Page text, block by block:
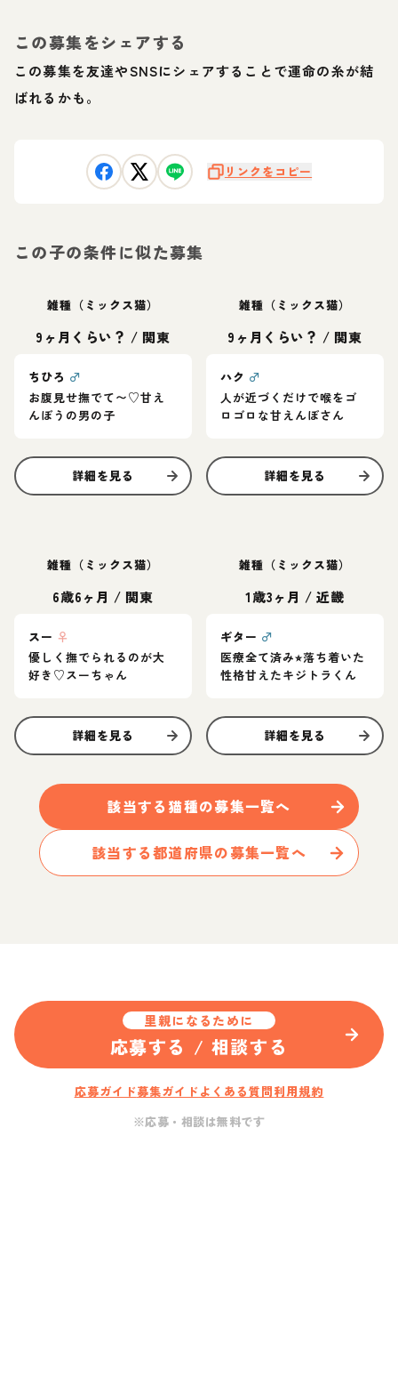
この募集をシェアする
この募集を友達やSNSにシェアすることで運命の糸が結
ばれるかも。
リンクをコピー
この子の条件に似た募集
雑種（ミックス猫）
9ヶ月くらい？ / 関東
ちひろ ♂
お腹見せ撫でて〜♡甘え
んぼうの男の子
詳細を見る
雑種（ミックス猫）
9ヶ月くらい？ / 関東
ハク ♂
人が近づくだけで喉をゴ
ロゴロな甘えんぼさん
詳細を見る
雑種（ミックス猫）
6歳6ヶ月 / 関東
スー ♀
優しく撫でられるのが大
好き♡スーちゃん
詳細を見る
雑種（ミックス猫）
1歳3ヶ月 /近畿
ギター ♂
医療全て済み⭐︎落ち着いた
性格甘えたキジトラくん
詳細を見る
該当する 猫種の募集一覧へ
該当する都道府県の募集一覧へ
里親になるために
応募する / 相談する
応募ガイド募集ガイド よくある質問利用規約
※応募・相談は無料です